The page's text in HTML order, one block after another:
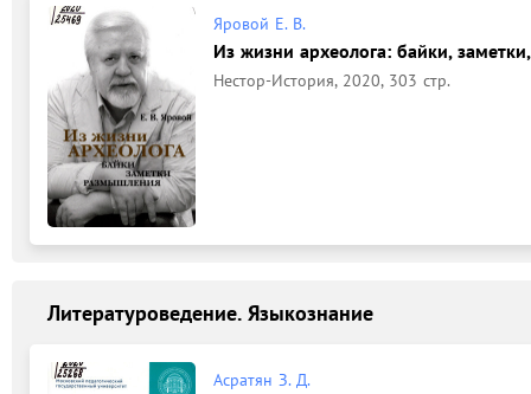
Яровой Е. В.
Из жизни археолога: байки,
Нестор-История, 2020, 303 стр.
Литературоведение. Языкознание
Асратян З. Д.